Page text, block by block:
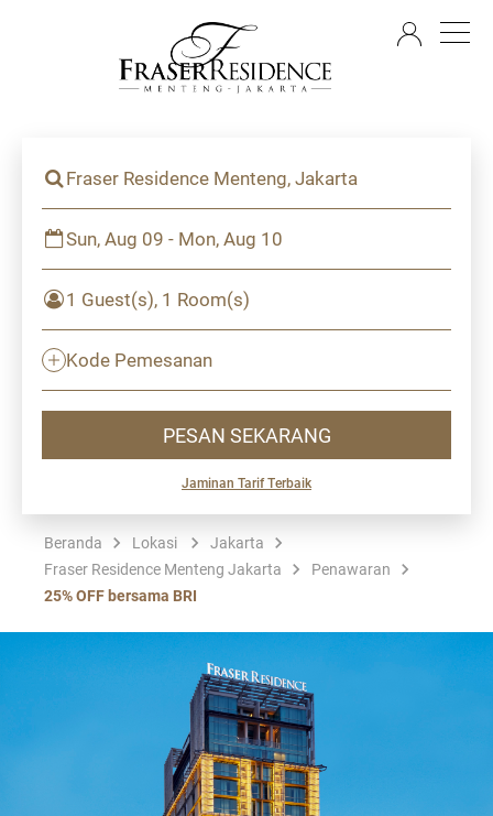
Fraser Residence Menteng, Jakarta
Sun, Aug 09 - Mon, Aug 10
1 Guest(s), 1 Room(s)
Kode Pemesanan
PESAN SEKARANG
Jaminan Tarif Terbaik
Beranda Lokasi
Jakarta
Fraser Residence Menteng Jakarta
Penawaran
25% OFF bersama BRI